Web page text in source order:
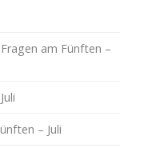
am Fünften –
– Juli